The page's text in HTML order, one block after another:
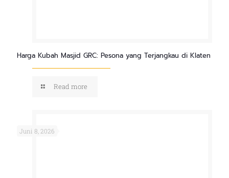
Harga Kubah Masjid GRC: Pesona yang Terjangkau di Klaten
Read more
Juni 8, 2026